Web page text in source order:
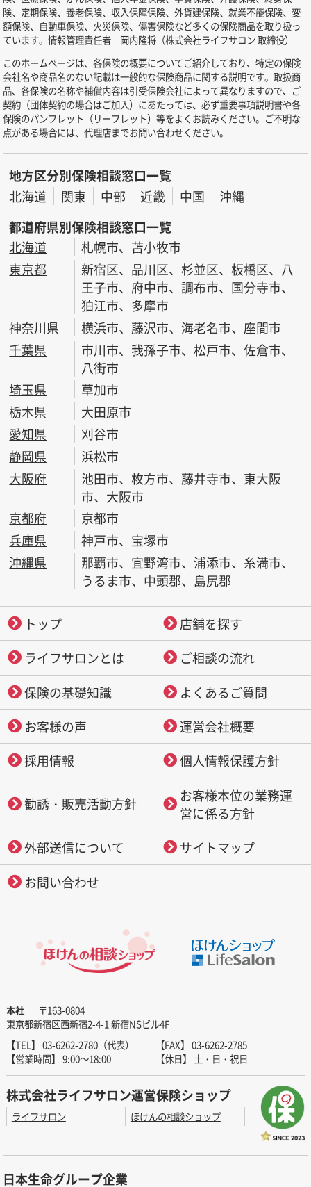
険、定期保険、養老保険、収入保障保険、外貨建保険、就業不能保険、変
額保険、自動車保険、火災保険、傷害保険など多くの保険商品を取り扱っ
ています。情報管理責任者 岡内隆将（株式会社ライフサロン 取締役）
このホームページは、各保険の概要についてご紹介しており、特定の保険
会社名や商品名のない記載は一般的な保険商品に関する説明です。取扱商
品、各保険の名称や補償内容は引受保険会社によって異なりますので、ご
契約（団体契約の場合はご加入）にあたっては、必ず重要事項説明書や各
保険のパンフレット（リーフレット）等をよくお読みください。ご不明な
点がある場合には、代理店までお問い合わせください。
地方区分別保険相談窓口一覧
北海道
関東 中部 近畿 中国
沖縄
都道府県別保険相談窓口一覧
北海道
札幌市、苫小牧市
東京都
新宿区、品川区、杉並区、板橋区、八
王子市、府中市、調布市、国分寺市、
狛江市、多摩市
神奈川県
横浜市、藤沢市、海老名市、座間市
千葉県
市川市、我孫子市、松戸市、佐倉市、
八街市
埼玉県
草加市
栃木県
大田原市
愛知県
刈谷市
静岡県
浜松市
大阪府
池田市、枚方市、藤井寺市、東大阪
市、大阪市
京都府
京都市
兵庫県
神戸市、宝塚市
沖縄県
那覇市、宜野湾市、浦添市、糸満市、
うるま市、中頭郡、島尻郡
トップ
店舗を探す
ライフサロンとは
ご相談の流れ
保険の基礎知識
よくあるご質問
お客様の声
運営会社概要
採用情報
個人情報保護方針
勧誘・販売活動方針
お客様本位の業務運
営に係る方針
外部送信について
サイトマップ
お問い合わせ
本社
〒163-0804
東京都新宿区西新宿2-4-1 新宿NSビル4F
【TEL】 03-6262-2780（代表）
【FAX】 03-6262-2785
【営業時間】 9:00～18:00
【休日】 土・日・祝日
株式会社ライフサロン運営保険ショップ
ライフサロン ほけんの相談ショップ
日本生命グループ企業